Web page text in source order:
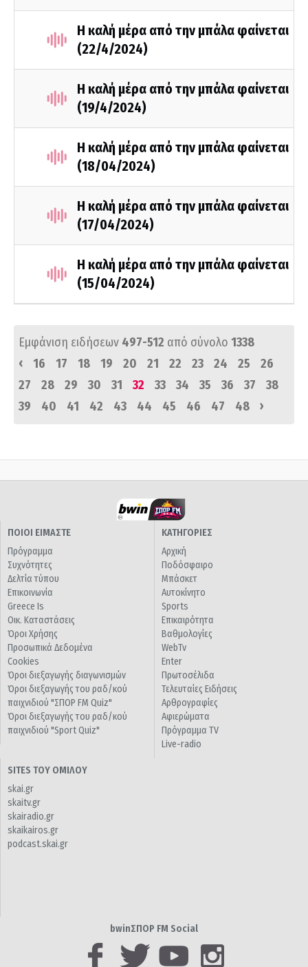
Η καλή μέρα από την μπάλα φαίνεται
(22/4/2024)
Η καλή μέρα από την μπάλα φαίνεται
(19/4/2024)
Η καλή μέρα από την μπάλα φαίνεται
(18/04/2024)
Η καλή μέρα από την μπάλα φαίνεται
(17/04/2024)
Η καλή μέρα από την μπάλα φαίνεται
(15/04/2024)
Εμφάνιση ειδήσεων 497-512 από σύνολο 1338
‹
16 17 18 19 20 21 22 23 24 25
26
27
28 29 30 31 32 33 34 35 36 37
38
39
40 41 42 43 44 45 46 47 48 ›
ΠΟΙΟΙ ΕΙΜΑΣΤΕ
Πρόγραμμα
Συχνότητες
Δελτία τύπου
Επικοινωνία
Greece Is
Οικ. Καταστάσεις
Όροι Χρήσης
Προσωπικά Δεδομένα
Cookies
Όροι διεξαγωγής διαγωνισμών
Όροι διεξαγωγής του ραδ/κού
παιχνιδιού "ΣΠΟΡ FM Quiz"
Όροι διεξαγωγής του ραδ/κού
παιχνιδιού "Sport Quiz"
ΚΑΤΗΓΟΡΙΕΣ
Αρχική
Ποδόσφαιρο
Μπάσκετ
Αυτοκίνητο
Sports
Επικαιρότητα
Βαθμολογίες
WebTv
Enter
Πρωτοσέλιδα
Τελευταίες Ειδήσεις
Αρθρογραφίες
Αφιερώματα
Πρόγραμμα TV
Live-radio
SITES ΤΟΥ ΟΜΙΛΟΥ
skai.gr
skaitv.gr
skairadio.gr
skaikairos.gr
podcast.skai.gr
bwinΣΠΟΡ FM Social